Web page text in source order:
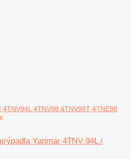
4TNV94L 4TNV98 4TNV98T 4TNE98
Yanmar 4TNV 94L /